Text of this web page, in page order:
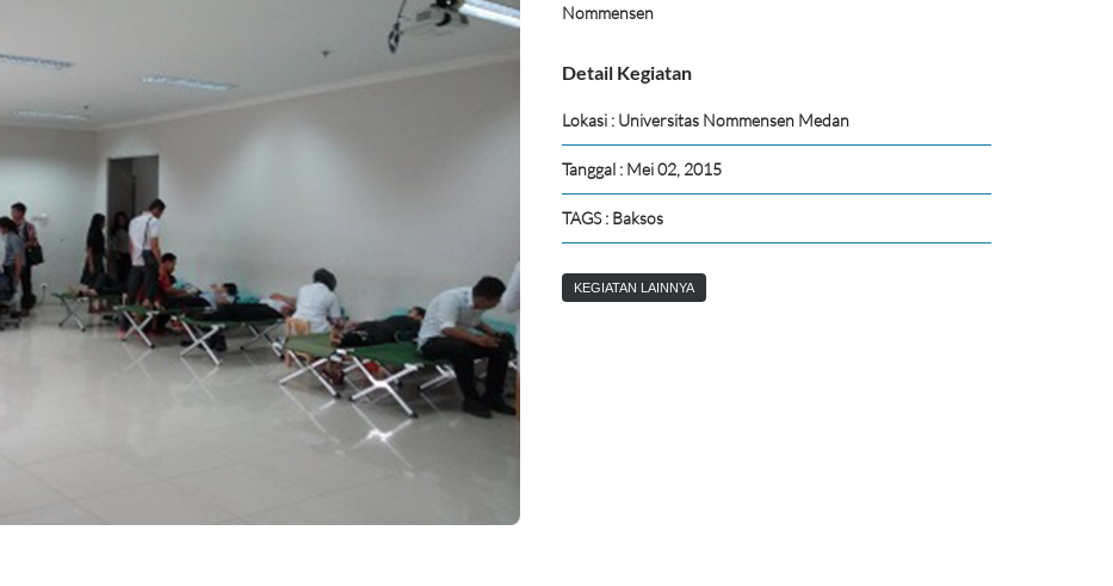
Nommensen
Detail Kegiatan
Lokasi : Universitas Nommensen Medan
Tanggal : Mei 02, 2015
TAGS : Baksos
KEGIATAN LAINNYA